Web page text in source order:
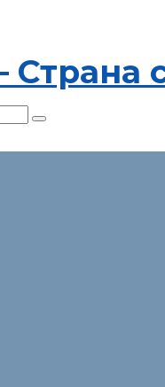
Страна